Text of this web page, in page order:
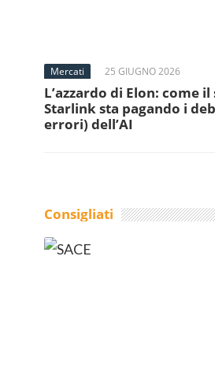
Mercati 25 GIUGNO 2026
L’azzardo di Elon: come il
Starlink sta pagando i
errori) dell’AI
Consigliati